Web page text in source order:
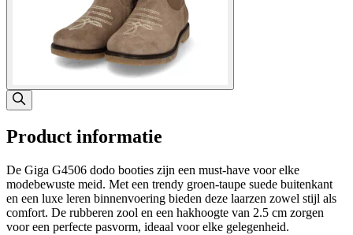
Product informatie
De Giga G4506 dodo booties zijn een must-have voor elke
modebewuste meid. Met een trendy groen-taupe suede buitenkant
en een luxe leren binnenvoering bieden deze laarzen zowel stijl als
comfort. De rubberen zool en een hakhoogte van 2.5 cm zorgen
voor een perfecte pasvorm, ideaal voor elke gelegenheid.